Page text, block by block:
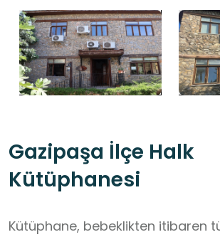
Gazipaşa İlçe Halk
Kütüphanesi
Kütüphane, bebeklikten itibaren